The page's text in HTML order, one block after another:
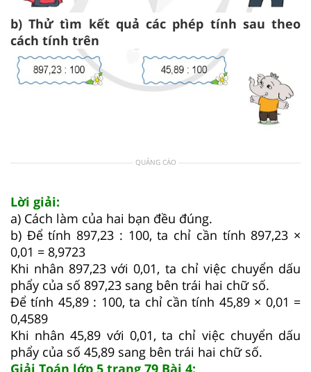
b) Thử tìm kết quả các phép tính sau theo
cách tính trên
QUẢNG CÁO
Lời giải:
a) Cách làm của hai bạn đều đúng.
b) Để tính 897,23 : 100, ta chỉ cần tính 897,23 ×
0,01 = 8,9723
Khi nhân 897,23 với 0,01, ta chỉ việc chuyển dấu
phẩy của số 897,23 sang bên trái hai chữ số.
Để tính 45,89 : 100, ta chỉ cần tính 45,89 × 0,01 =
0,4589
Khi nhân 45,89 với 0,01, ta chỉ việc chuyển dấu
phẩy của số 45,89 sang bên trái hai chữ số.
Giải Toán lớp 5 trang 79 Bài 4: